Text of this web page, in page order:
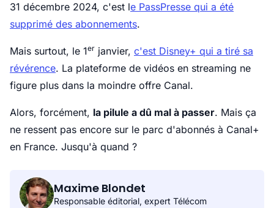
31 décembre 2024, c'est le PassPresse qui a été
supprimé des abonnements.
Mais surtout, le 1er janvier, c'est Disney+ qui a tiré sa
révérence. La plateforme de vidéos en streaming ne
figure plus dans la moindre offre Canal.
Alors, forcément, la pilule a dû mal à passer. Mais ça
ne ressent pas encore sur le parc d'abonnés à Canal+
en France. Jusqu'à quand ?
Maxime Blondet
Responsable éditorial, expert Télécom